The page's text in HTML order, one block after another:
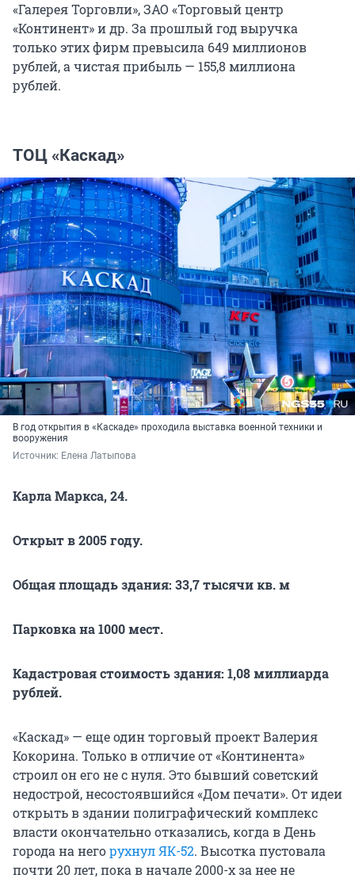
«Галерея Торговли», ЗАО «Торговый центр
«Континент» и др. За прошлый год выручка
только этих фирм превысила 649 миллионов
рублей, а чистая прибыль — 155,8 миллиона
рублей.
ТОЦ «Каскад»
В год открытия в «Каскаде» проходила выставка военной техники и
вооружения
Источник: Елена Латыпова
Карла Маркса, 24.
Открыт в 2005 году.
Общая площадь здания: 33,7 тысячи кв. м
Парковка на 1000 мест.
Кадастровая стоимость здания: 1,08 миллиарда
рублей.
«Каскад» — еще один торговый проект Валерия
Кокорина. Только в отличие от «Континента»
строил он его не с нуля. Это бывший советский
недострой, несостоявшийся «Дом печати». От идеи
открыть в здании полиграфический комплекс
власти окончательно отказались, когда в День
города на негорухнул ЯК-52. Высотка пустовала
почти 20 лет, пока в начале 2000-х за нее не